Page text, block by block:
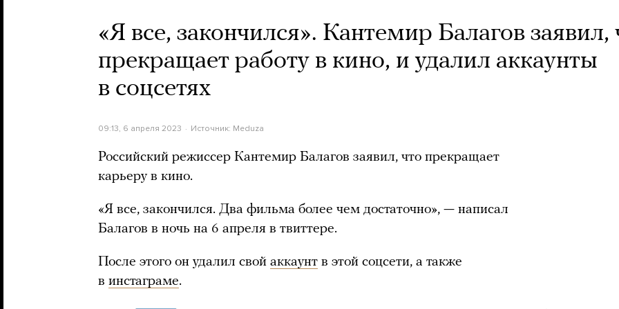
«Я все, закончился». Кантемир Балагов заявил,
прекращает работу в кино, и удалил аккаунты
в соцсетях
09:13, 6 апреля 2023 Источник: Meduza
Российский режиссер Кантемир Балагов заявил, что прекращает
карьеру в кино.
«Я все, закончился. Два фильма более чем достаточно», — написал
Балагов в ночь на 6 апреля в твиттере.
После этого он удалил свой аккаунт в этой соцсети, а также
в инстаграме.